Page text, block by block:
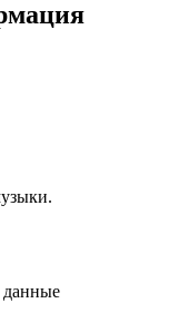
данные